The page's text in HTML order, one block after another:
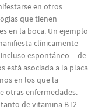
en otros
que tienen
en la boca. Un ejemplo
clínicamente
espontáneo— de
está asociada a la placa
en los que la
otras enfermedades.
de vitamina B12